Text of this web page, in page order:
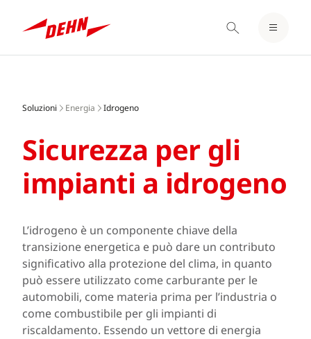
content
LOGIN / REGISTER
Soluzioni Energia Idrogeno
Sicurezza per gli
impianti a idrogeno
L’idrogeno è un componente chiave della
transizione energetica e può dare un contributo
significativo alla protezione del clima, in quanto
può essere utilizzato come carburante per le
automobili, come materia prima per l’industria o
come combustibile per gli impianti di
riscaldamento. Essendo un vettore di energia